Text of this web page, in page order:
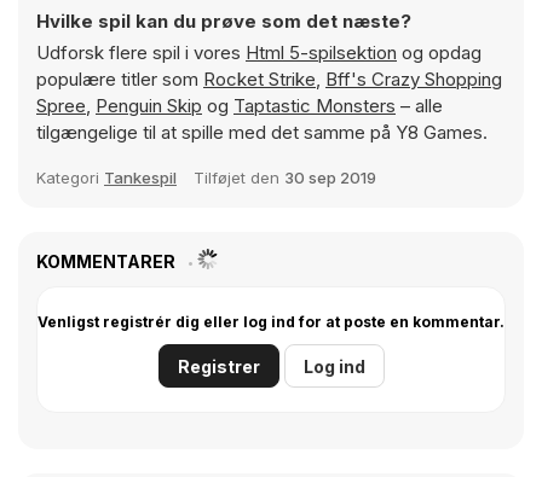
Hvilke spil kan du prøve som det næste?
Udforsk flere spil i vores Html 5-spilsektion og opdag
populære titler som Rocket Strike, Bff's Crazy Shopping
Spree, Penguin Skip og Taptastic Monsters – alle
tilgængelige til at spille med det samme på Y8 Games.
Kategori Tankespil Tilføjet den 30 sep 2019
KOMMENTARER
Venligst registrér dig eller log ind for at poste en kommentar.
Registrer Log ind